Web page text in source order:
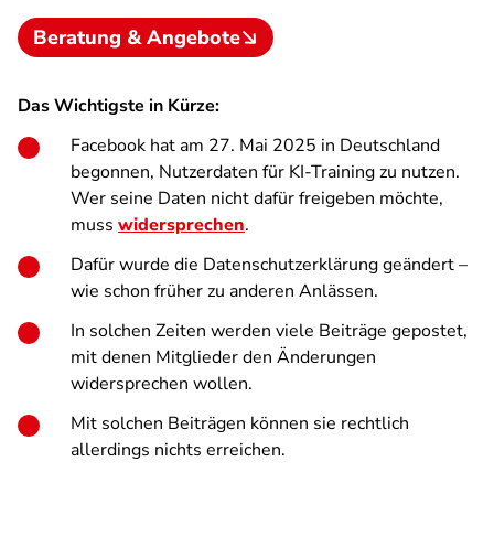
Beratung & Angebote
Das Wichtigste in Kürze:
Facebook hat am 27. Mai 2025 in Deutschland
begonnen, Nutzerdaten für KI-Training zu nutzen.
Wer seine Daten nicht dafür freigeben möchte,
muss widersprechen.
Dafür wurde die Datenschutzerklärung geändert –
wie schon früher zu anderen Anlässen.
In solchen Zeiten werden viele Beiträge gepostet,
mit denen Mitglieder den Änderungen
widersprechen wollen.
Mit solchen Beiträgen können sie rechtlich
allerdings nichts erreichen.